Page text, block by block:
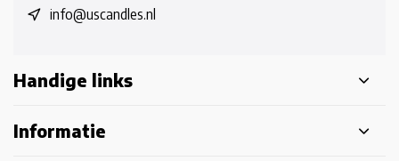
info@uscandles.nl
Handige links
Informatie